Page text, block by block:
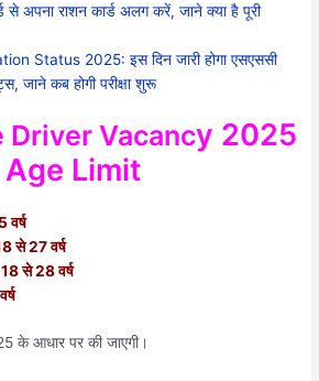
से अपना राशन कार्ड अलग करें, जाने क्या है पूरी
Status 2025: इस दिन जारी होगा एसएससी
जाने कब होगी परीक्षा शुरू
Driver Vacancy 2025
Age Limit
वर्ष
से 27 वर्ष
से 28 वर्ष
के आधार पर की जाएगी।